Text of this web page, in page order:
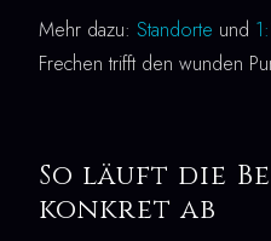
Mehr dazu: Standorte und
Frechen trifft den wunden
So läuft die
konkret ab